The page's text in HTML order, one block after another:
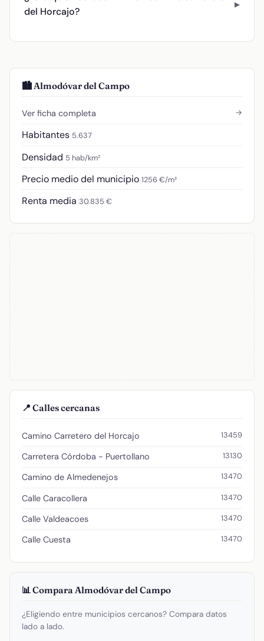
del Horcajo?
🏙️ Almodóvar del Campo
Ver ficha completa →
Habitantes 5.637
Densidad 5 hab/km²
Precio medio del municipio 1256 €/m²
Renta media 30.835 €
📍 Calles cercanas
Camino Carretero del Horcajo 13459
Carretera Córdoba - Puertollano 13130
Camino de Almedenejos 13470
Calle Caracollera 13470
Calle Valdeacoes 13470
Calle Cuesta 13470
📊 Compara Almodóvar del Campo
¿Eligiendo entre municipios cercanos? Compara datos
lado a lado.